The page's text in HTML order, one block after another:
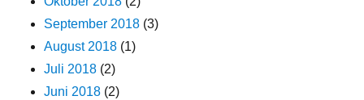
September 2018 (3)
August 2018 (1)
Juli 2018 (2)
Juni 2018 (2)